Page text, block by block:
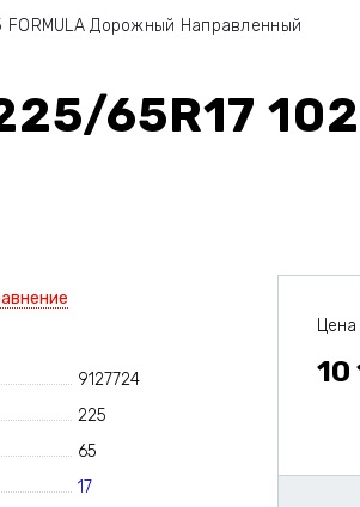
Дорожный Направленный
225/65R17
9127724
225
65
17
Цена
10